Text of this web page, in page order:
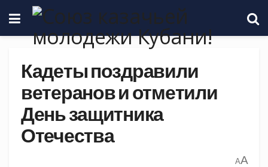
Кадеты поздравили
ветеранов и отметили
День защитника
Отечества
AA